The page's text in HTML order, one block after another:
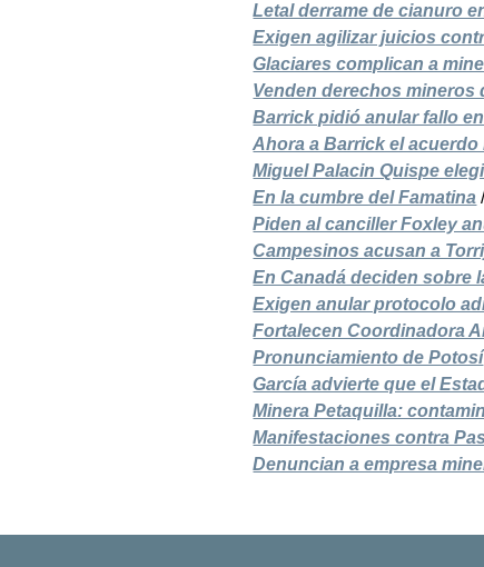
Letal derrame de cianuro
Exigen agilizar juicios
Glaciares complican a
Venden derechos mineros
Barrick pidió anular fallo
Ahora a Barrick el
Miguel Palacin Quispe
En la cumbre del Famatina
Piden al canciller Foxley
Campesinos acusan a
En Canadá deciden sobre
Exigen anular protocolo
Fortalecen Coordinadora
Pronunciamiento de Potosí
García advierte que el
Minera Petaquilla:
Manifestaciones contra
Denuncian a empresa